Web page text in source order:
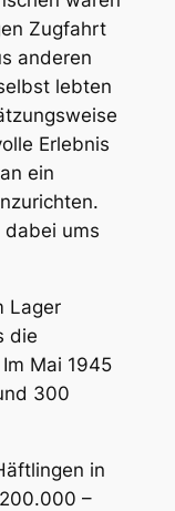
Zugfahrt
anderen
lebten
Erlebnis
ein
ums
Lager
die
Mai 1945
300
in
–